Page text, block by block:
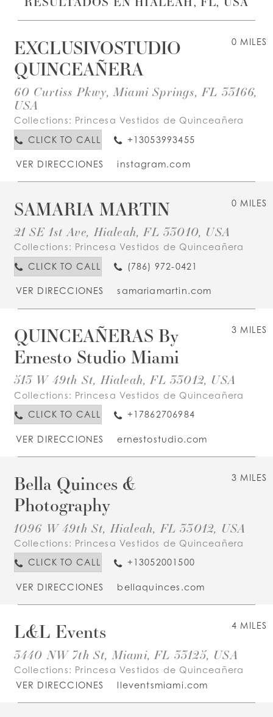
0 MILES
EXCLUSIVOSTUDIO
QUINCEAÑERA
60 Curtiss Pkwy, Miami Springs, FL 33166,
USA
Collections: Princesa Vestidos de Quinceañera
CLICK TO CALL
+13053993455
VER DIRECCIONES instagram.com
0 MILES
SAMARIA MARTIN
21 SE 1st Ave, Hialeah, FL 33010, USA
Collections: Princesa Vestidos de Quinceañera
CLICK TO CALL
(786) 972-0421
VER DIRECCIONES samariamartin.com
3 MILES
QUINCEAÑERAS By
Ernesto Studio Miami
513 W 49th St, Hialeah, FL 33012, USA
Collections: Princesa Vestidos de Quinceañera
CLICK TO CALL
+17862706984
VER DIRECCIONES ernestostudio.com
3 MILES
Bella Quinces &
Photography
1096 W 49th St, Hialeah, FL 33012, USA
Collections: Princesa Vestidos de Quinceañera
CLICK TO CALL
+13052001500
VER DIRECCIONES bellaquinces.com
4 MILES
L&L Events
3440 NW 7th St, Miami, FL 33125, USA
Collections: Princesa Vestidos de Quinceañera
VER DIRECCIONES
lleventsmiami.com